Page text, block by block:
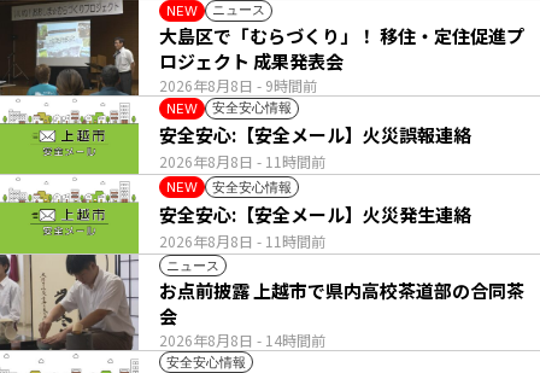
NEW ニュース
2026年8月8日 - 9時間前
大島区で「むらづくり」！ 移住・定住促進プ
ロジェクト 成果発表会
NEW 安全安心情報
2026年8月8日 - 11時間前
安全安心:【安全メール】火災誤報連絡
NEW 安全安心情報
2026年8月8日 - 11時間前
安全安心:【安全メール】火災発生連絡
ニュース
2026年8月8日 - 14時間前
お点前披露 上越市で県内高校茶道部の合同茶
会
安全安心情報